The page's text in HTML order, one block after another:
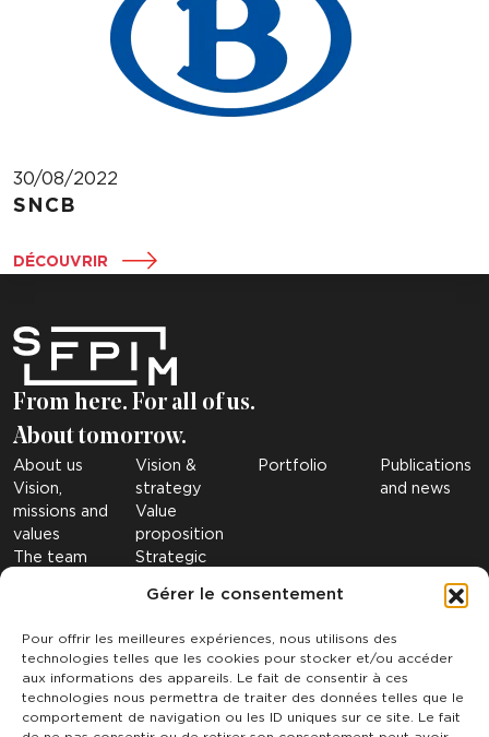
Gérer le consentement
Pour offrir les meilleures expériences, nous utilisons des
technologies telles que les cookies pour stocker et/ou accéder
aux informations des appareils. Le fait de consentir à ces
technologies nous permettra de traiter des données telles que le
comportement de navigation ou les ID uniques sur ce site. Le fait
30/08/2022
SNCB
DÉCOUVRIR
From here. For all of us.
About tomorrow.
About us
Vision,
missions and
values
The team
Vision &
strategy
Value
proposition
Strategic
Investment
Portfolio
Publications
and news
Contact